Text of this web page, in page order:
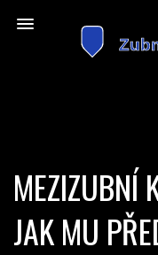
MEZIZUBNÍ
JAK MU